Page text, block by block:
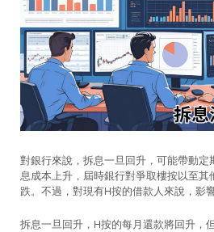
對銀行來說，拆息一旦回升，可能帶動定
息成本上升，屆時銀行對爭取樓按以至其
跌。不過，對現有H按的借款人來說，影
拆息一旦回升，H按的每月還款將回升，